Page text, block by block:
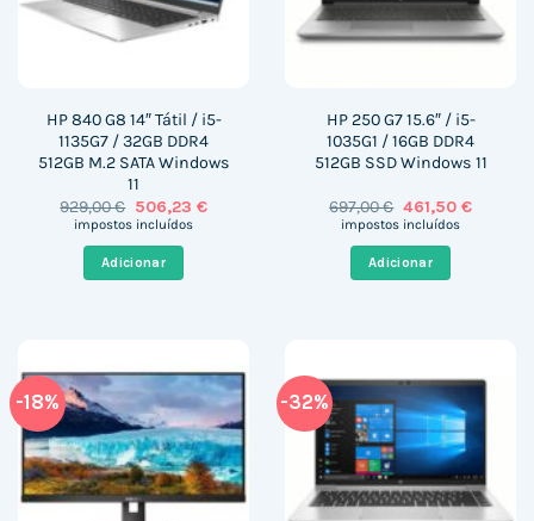
HP 840 G8 14″ Tátil / i5-
1135G7 / 32GB DDR4
512GB M.2 SATA Windows
11
929,00€ O
preço
era:
929,00 €.
506,23 €O
impostos incluídos
Adicionar
HP 250 G7 15.6″ / i5-
1035G1 / 16GB DDR4
512GB SSD Windows 11
697,00€ O
preço
era:
697,00 €.
461,50 €O
impostos incluídos
Adicionar
-18% -32%